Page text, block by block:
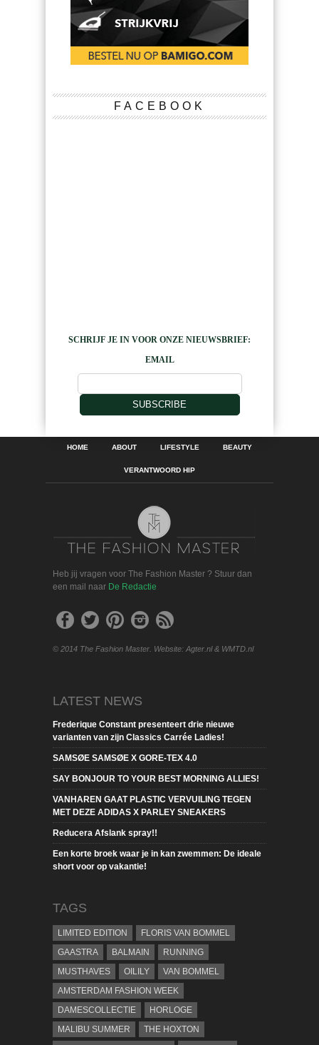
FACEBOOK
SCHRIJF JE IN VOOR ONZE NIEUWSBRIEF:
EMAIL
SUBSCRIBE
HOME ABOUT LIFESTYLE BEAUTY
VERANTWOORD HIP
Heb jij vragen voor The Fashion Master ? Stuur dan
een mail naar De Redactie
© 2014 The Fashion Master. Website: Agter.nl & WMTD.nl
LATEST NEWS
Frederique Constant presenteert drie nieuwe
varianten van zijn Classics Carrée Ladies!
SAMSØE SAMSØE X GORE-TEX 4.0
SAY BONJOUR TO YOUR BEST MORNING ALLIES!
VANHAREN GAAT PLASTIC VERVUILING TEGEN
MET DEZE ADIDAS X PARLEY SNEAKERS
Reducera Afslank spray!!
Een korte broek waar je in kan zwemmen: De ideale
short voor op vakantie!
TAGS
LIMITED EDITION
FLORIS VAN BOMMEL
GAASTRA
BALMAIN
RUNNING
MUSTHAVES
OILILY
VAN BOMMEL
AMSTERDAM FASHION WEEK
DAMESCOLLECTIE
HORLOGE
MALIBU SUMMER
THE HOXTON